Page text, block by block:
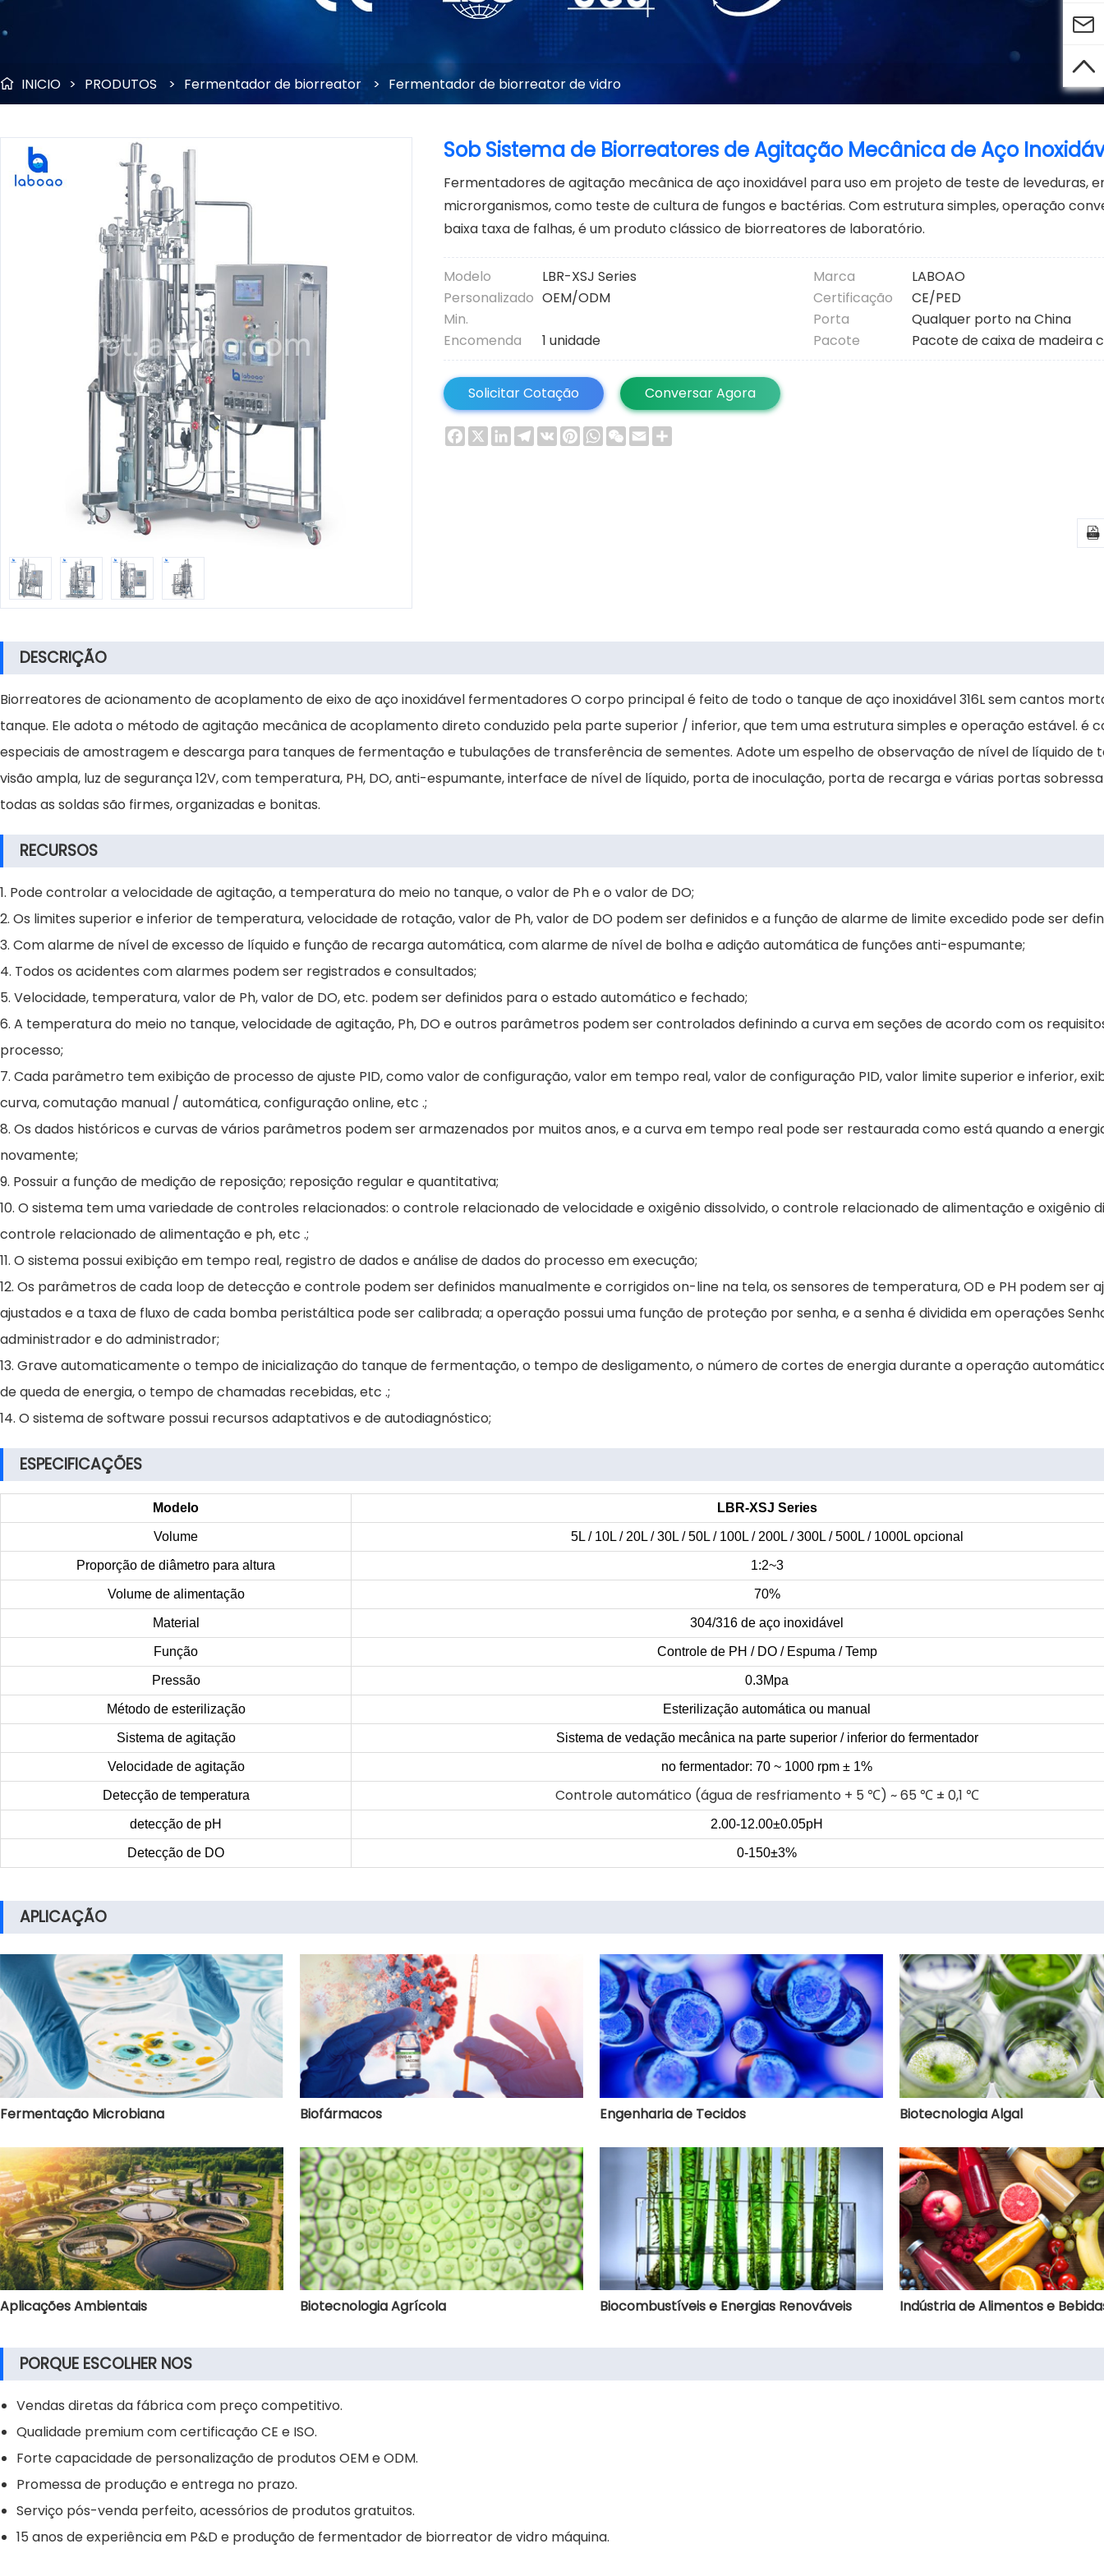
 INICIO > PRODUTOS > Fermentador de biorreator > Fermentador de biorreator de vidro
Sob Sistema de Biorreatores de Agitação Mecânica de Aço
Fermentadores de agitação mecânica de aço inoxidável para uso em projeto de teste de leveduras,
microrganismos, como teste de cultura de fungos e bactérias. Com estrutura simples, operação
baixa taxa de falhas, é um produto clássico de biorreatores de laboratório.
Modelo LBR-XSJ Series Marca
LABOAO
Personalizado OEM/ODM Certificação
CE/PED
Min.
Encomenda
1 unidade
Porta
Qualquer porto na China
Pacote
Pacote de caixa de madeira
Solicitar Cotação Conversar Agora
Facebook
X LinkedInTelegram
VK Pinterest
WhatsApp
WeChat
Email

DESCRIÇÃO
Biorreatores de acionamento de acoplamento de eixo de aço inoxidável fermentadores O corpo principal é feito de todo o tanque de aço inoxidável 316L sem cantos
tanque. Ele adota o método de agitação mecânica de acoplamento direto conduzido pela parte superior / inferior, que tem uma estrutura simples e operação estável. é
especiais de amostragem e descarga para tanques de fermentação e tubulações de transferência de sementes. Adote um espelho de observação de nível de líquido de
visão ampla, luz de segurança 12V, com temperatura, PH, DO, anti-espumante, interface de nível de líquido, porta de inoculação, porta de recarga e várias portas
todas as soldas são firmes, organizadas e bonitas.
RECURSOS
1. Pode controlar a velocidade de agitação, a temperatura do meio no tanque, o valor de Ph e o valor de DO;
2. Os limites superior e inferior de temperatura, velocidade de rotação, valor de Ph, valor de DO podem ser definidos e a função de alarme de limite excedido pode ser
3. Com alarme de nível de excesso de líquido e função de recarga automática, com alarme de nível de bolha e adição automática de funções anti-espumante;
4. Todos os acidentes com alarmes podem ser registrados e consultados;
5. Velocidade, temperatura, valor de Ph, valor de DO, etc. podem ser definidos para o estado automático e fechado;
6. A temperatura do meio no tanque, velocidade de agitação, Ph, DO e outros parâmetros podem ser controlados definindo a curva em seções de acordo com os
processo;
7. Cada parâmetro tem exibição de processo de ajuste PID, como valor de configuração, valor em tempo real, valor de configuração PID, valor limite superior e inferior,
curva, comutação manual / automática, configuração online, etc .;
8. Os dados históricos e curvas de vários parâmetros podem ser armazenados por muitos anos, e a curva em tempo real pode ser restaurada como está quando a
novamente;
9. Possuir a função de medição de reposição; reposição regular e quantitativa;
10. O sistema tem uma variedade de controles relacionados: o controle relacionado de velocidade e oxigênio dissolvido, o controle relacionado de alimentação e oxigênio
controle relacionado de alimentação e ph, etc .;
11. O sistema possui exibição em tempo real, registro de dados e análise de dados do processo em execução;
12. Os parâmetros de cada loop de detecção e controle podem ser definidos manualmente e corrigidos on-line na tela, os sensores de temperatura, OD e PH podem ser
ajustados e a taxa de fluxo de cada bomba peristáltica pode ser calibrada; a operação possui uma função de proteção por senha, e a senha é dividida em operações
administrador e do administrador;
13. Grave automaticamente o tempo de inicialização do tanque de fermentação, o tempo de desligamento, o número de cortes de energia durante a operação
de queda de energia, o tempo de chamadas recebidas, etc .;
14. O sistema de software possui recursos adaptativos e de autodiagnóstico;
ESPECIFICAÇÕES
Modelo LBR-XSJ Series
Volume 5L / 10L / 20L / 30L / 50L / 100L / 200L / 300L / 500L / 1000L opcional
Proporção de diâmetro para altura 1:2~3
Volume de alimentação 70%
Material 304/316 de aço inoxidável
Função Controle de PH / DO / Espuma / Temp
Pressão 0.3Mpa
Método de esterilização Esterilização automática ou manual
Sistema de agitação Sistema de vedação mecânica na parte superior / inferior do fermentador
Velocidade de agitação no fermentador: 70 ~ 1000 rpm ± 1%
Detecção de temperatura Controle automático (água de resfriamento + 5 ℃) ~ 65 ℃ ± 0,1 ℃
detecção de pH 2.00-12.00±0.05pH
Detecção de DO 0-150±3%
APLICAÇÃO
Fermentação Microbiana Biofármacos Engenharia de Tecidos Biotecnologia Algal
Aplicações Ambientais Biotecnologia Agrícola Biocombustíveis e Energias Renováveis Indústria de Alimentos e
PORQUE ESCOLHER NOS
Vendas diretas da fábrica com preço competitivo.
Qualidade premium com certificação CE e ISO.
Forte capacidade de personalização de produtos OEM e ODM.
Promessa de produção e entrega no prazo.
Serviço pós-venda perfeito, acessórios de produtos gratuitos.
15 anos de experiência em P&D e produção de fermentador de biorreator de vidro máquina.

